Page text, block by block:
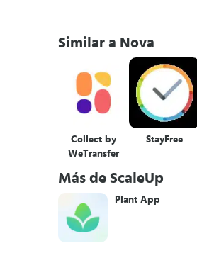
Similar a Nova
Collect by
WeTransfer
StayFree
Más de ScaleUp
Plant App